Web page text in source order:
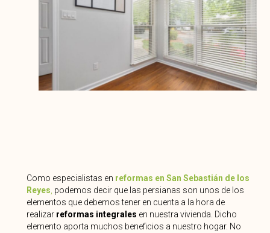
Como especialistas en reformas en San Sebastián de los
Reyes podemos decir que las persianas son unos de los
elementos que debemos tener en cuenta a la hora de
realizarreformas integrales en nuestra vivienda. Dicho
elemento aporta muchos beneficios a nuestro hogar. No